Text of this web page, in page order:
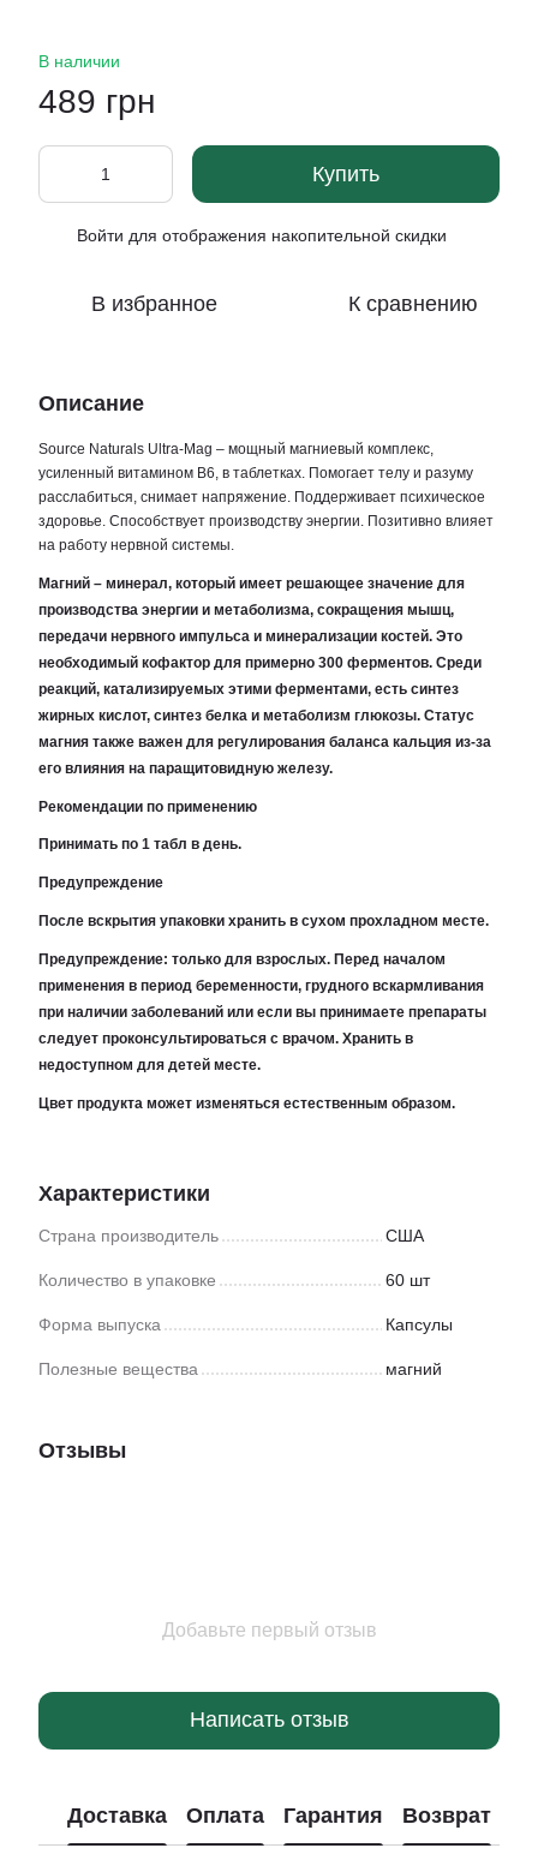
В наличии
489 грн
Купить
Войти для отображения накопительной скидки
В избранное К сравнению
Описание
Source Naturals Ultra-Mag – мощный магниевый комплекс,
усиленный витамином В6, в таблетках. Помогает телу и разуму
расслабиться, снимает напряжение. Поддерживает психическое
здоровье. Способствует производству энергии. Позитивно влияет
на работу нервной системы.
Магний – минерал, который имеет решающее значение для
производства энергии и метаболизма, сокращения мышц,
передачи нервного импульса и минерализации костей. Это
необходимый кофактор для примерно 300 ферментов. Среди
реакций, катализируемых этими ферментами, есть синтез
жирных кислот, синтез белка и метаболизм глюкозы. Статус
магния также важен для регулирования баланса кальция из-за
его влияния на паращитовидную железу.
Рекомендации по применению
Принимать по 1 табл в день.
Предупреждение
После вскрытия упаковки хранить в сухом прохладном месте.
Предупреждение: только для взрослых. Перед началом
применения в период беременности, грудного вскармливания
при наличии заболеваний или если вы принимаете препараты
следует проконсультироваться с врачом. Хранить в
недоступном для детей месте.
Цвет продукта может изменяться естественным образом.
Характеристики
Страна производитель США
Количество в упаковке 60 шт
Форма выпуска Капсулы
Полезные вещества магний
Отзывы
Добавьте первый отзыв
Написать отзыв
Доставка Оплата Гарантия Возврат